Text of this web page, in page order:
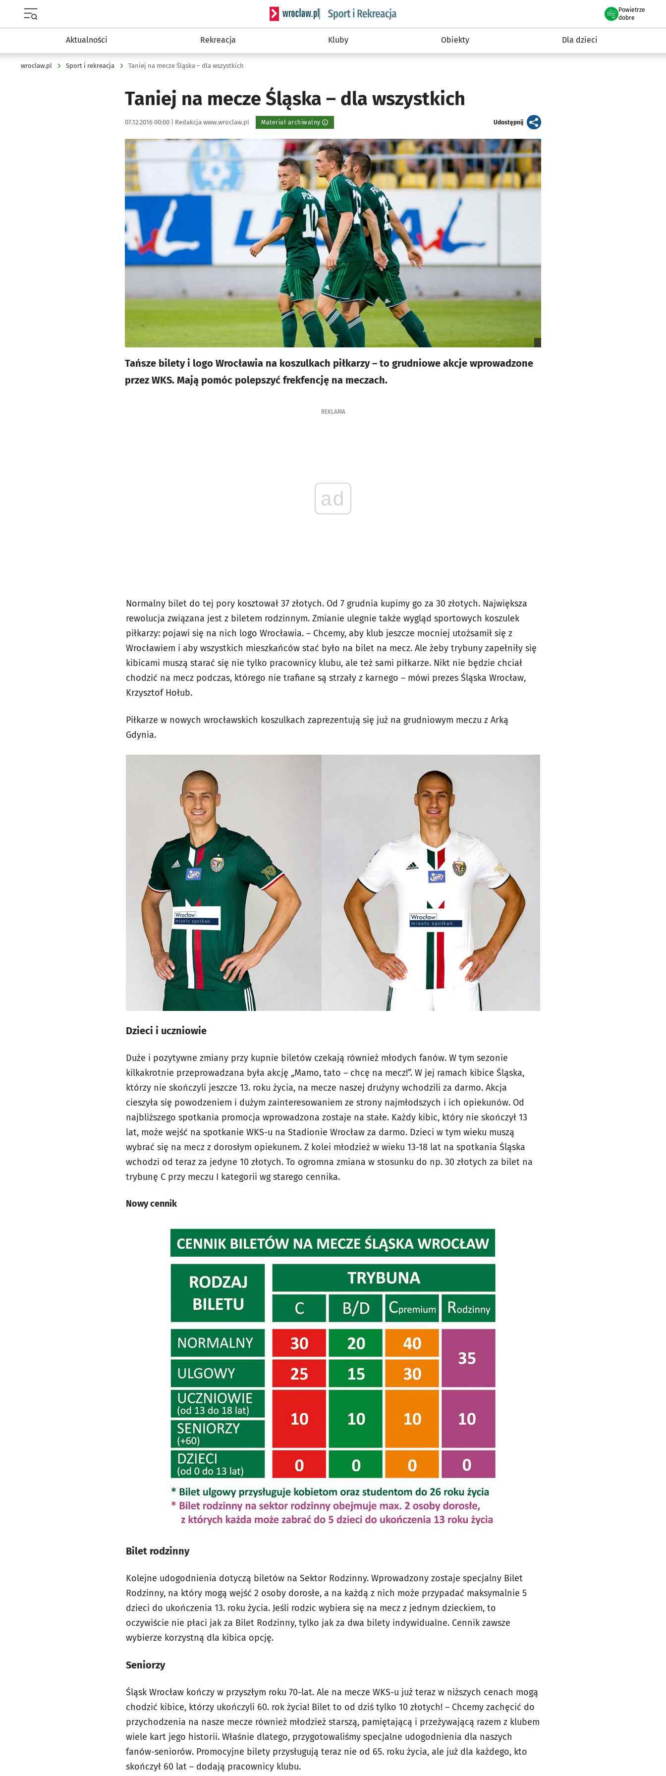
Serwis informacyjny wroclaw.pl podserwis: Sport i rekreacja
Powietrze
we Wrocławiu
dobre
Aktualności Rekreacja Kluby Obiekty Dla dzieci
wroclaw.pl Sport i rekreacja Taniej na mecze Śląska – dla wszystkich
Taniej na mecze Śląska – dla wszystkich
Data publikacji:
07.12.2016 00:00 | Autor:
Redakcja www.wroclaw.pl Materiał archiwalny Udostępnijartykuł
Kliknij, aby powiększyć
Tańsze bilety i logo Wrocławia na koszulkach piłkarzy – to grudniowe akcje wprowadzone
przez WKS. Mają pomóc polepszyć frekfencję na meczach.
REKLAMA
ad
Normalny bilet do tej pory kosztował 37 złotych. Od 7 grudnia kupimy go za 30 złotych. Największa
rewolucja związana jest z biletem rodzinnym. Zmianie ulegnie także wygląd sportowych koszulek
piłkarzy: pojawi się na nich logo Wrocławia. – Chcemy, aby klub jeszcze mocniej utożsamił się z
Wrocławiem i aby wszystkich mieszkańców stać było na bilet na mecz. Ale żeby trybuny zapełniły się
kibicami muszą starać się nie tylko pracownicy klubu, ale też sami piłkarze. Nikt nie będzie chciał
chodzić na mecz podczas, którego nie trafiane są strzały z karnego – mówi prezes Śląska Wrocław,
Krzysztof Hołub.
Piłkarze w nowych wrocławskich koszulkach zaprezentują się już na grudniowym meczu z Arką
Gdynia.
Dzieci i uczniowie
Duże i pozytywne zmiany przy kupnie biletów czekają również młodych fanów. W tym sezonie
kilkakrotnie przeprowadzana była akcję „Mamo, tato – chcę na mecz!”. W jej ramach kibice Śląska,
którzy nie skończyli jeszcze 13. roku życia, na mecze naszej drużyny wchodzili za darmo. Akcja
cieszyła się powodzeniem i dużym zainteresowaniem ze strony najmłodszych i ich opiekunów. Od
najbliższego spotkania promocja wprowadzona zostaje na stałe. Każdy kibic, który nie skończył 13
lat, może wejść na spotkanie WKS-u na Stadionie Wrocław za darmo. Dzieci w tym wieku muszą
wybrać się na mecz z dorosłym opiekunem. Z kolei młodzież w wieku 13-18 lat na spotkania Śląska
wchodzi od teraz za jedyne 10 złotych. To ogromna zmiana w stosunku do np. 30 złotych za bilet na
trybunę C przy meczu I kategorii wg starego cennika.
Nowy cennik
Bilet rodzinny
Kolejne udogodnienia dotyczą biletów na Sektor Rodzinny. Wprowadzony zostaje specjalny Bilet
Rodzinny, na który mogą wejść 2 osoby dorosłe, a na każdą z nich może przypadać maksymalnie 5
dzieci do ukończenia 13. roku życia. Jeśli rodzic wybiera się na mecz z jednym dzieckiem, to
oczywiście nie płaci jak za Bilet Rodzinny, tylko jak za dwa bilety indywidualne. Cennik zawsze
wybierze korzystną dla kibica opcję.
Seniorzy
Śląsk Wrocław kończy w przyszłym roku 70-lat. Ale na mecze WKS-u już teraz w niższych cenach mogą
chodzić kibice, którzy ukończyli 60. rok życia! Bilet to od dziś tylko 10 złotych! – Chcemy zachęcić do
przychodzenia na nasze mecze również młodzież starszą, pamiętającą i przeżywającą razem z klubem
wiele kart jego historii. Właśnie dlatego, przygotowaliśmy specjalne udogodnienia dla naszych
fanów-seniorów. Promocyjne bilety przysługują teraz nie od 65. roku życia, ale już dla każdego, kto
skończył 60 lat – dodają pracownicy klubu.